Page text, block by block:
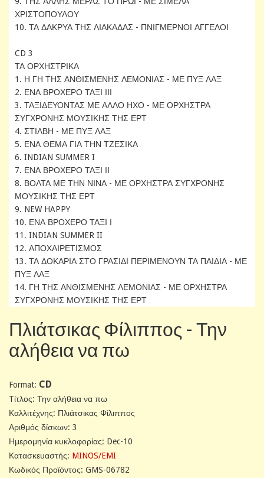
ΧΡΙΣΤΟΠΟΥΛΟΥ
10. ΤΑ ΔΑΚΡΥΑ ΤΗΣ ΛΙΑΚΑΔΑΣ - ΠΝΙΓΜΕΡΝΟΙ ΑΓΓΕΛΟΙ
CD 3
ΤΑ ΟΡΧΗΣΤΡΙΚΑ
1. Η ΓΗ ΤΗΣ ΑΝΘΙΣΜΕΝΗΣ ΛΕΜΟΝΙΑΣ - ΜΕ ΠΥΞ ΛΑΞ
2. ΕΝΑ ΒΡΟΧΕΡΟ ΤΑΞΙ ΙΙΙ
3. ΤΑΞΙΔΕΥΟΝΤΑΣ ΜΕ ΑΛΛΟ ΗΧΟ - ΜΕ ΟΡΧΗΣΤΡΑ
ΣΥΓΧΡΟΝΗΣ ΜΟΥΣΙΚΗΣ ΤΗΣ ΕΡΤ
4. ΣΤΙΛΒΗ - ΜΕ ΠΥΞ ΛΑΞ
5. ΕΝΑ ΘΕΜΑ ΓΙΑ ΤΗΝ ΤΖΕΣΙΚΑ
6. INDIAN SUMMER I
7. ΕΝΑ ΒΡΟΧΕΡΟ ΤΑΞΙ ΙΙ
8. ΒΟΛΤΑ ΜΕ ΤΗΝ ΝΙΝΑ - ΜΕ ΟΡΧΗΣΤΡΑ ΣΥΓΧΡΟΝΗΣ
ΜΟΥΣΙΚΗΣ ΤΗΣ ΕΡΤ
9. NEW HAPPY
10. ΕΝΑ ΒΡΟΧΕΡΟ ΤΑΞΙ Ι
11. INDIAN SUMMER II
12. ΑΠΟΧΑΙΡΕΤΙΣΜΟΣ
13. ΤΑ ΔΟΚΑΡΙΑ ΣΤΟ ΓΡΑΣΙΔΙ ΠΕΡΙΜΕΝΟΥΝ ΤΑ ΠΑΙΔΙΑ - ΜΕ
ΠΥΞ ΛΑΞ
14. ΓΗ ΤΗΣ ΑΝΘΙΣΜΕΝΗΣ ΛΕΜΟΝΙΑΣ - ΜΕ ΟΡΧΗΣΤΡΑ
ΣΥΓΧΡΟΝΗΣ ΜΟΥΣΙΚΗΣ ΤΗΣ ΕΡΤ
Πλιάτσικας Φίλιππος - Την
αλήθεια να πω
Format: CD
Tίτλος: Την αλήθεια να πω
Καλλιτέχνης: Πλιάτσικας Φίλιππος
Αριθμός δίσκων: 3
Ημερομηνία κυκλοφορίας: Dec-10
Κατασκευαστής: MINOS/EMI
Κωδικός Προϊόντος: GMS-06782